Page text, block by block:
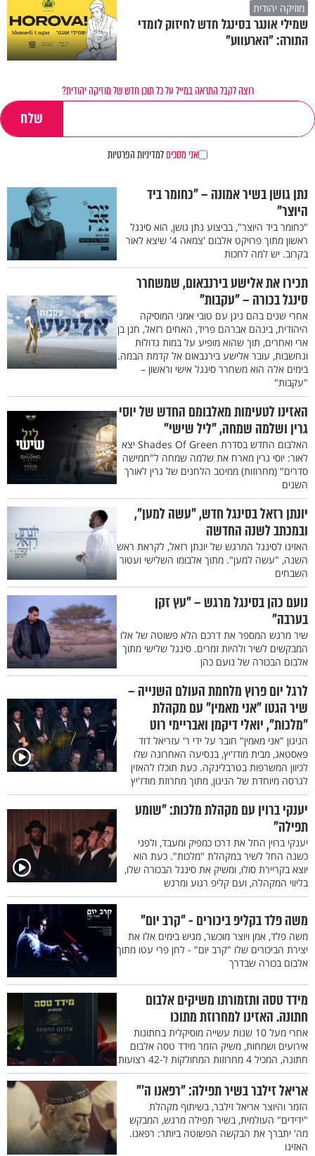
מוזיקה יהודית
שמילי אונגר בסינגל חדש לחיזוק לומדי
התורה: "הארעווע"
רוצה לקבל התראה במייל על כל תוכן חדש של מוזיקה יהודית?
אני מסכיםלמדיניות הפרטיות
נתן גושן בשיר אמונה – "כחומר ביד
היוצר"
"כחומר ביד היוצר", בביצוע נתן גושן, הוא סינגל
ראשון מתוך פרויקט אלבום 'צמאה 4' שיצא לאור
בקרוב. יש למה לחכות
תכירו את אלישע בירנבאום, שמשחרר
סינגל בכורה – "עקבות"
אחרי שנים בהם ניגן עם טובי אמני המוסיקה
היהודית, בינהם אברהם פריד, האחים רזאל, חנן בן
ארי ואחרים, תוך שהוא מופיע על במות גדולות
ונחשבות, עובר אלישע בירנבאום אל קדמת הבמה.
בימים אלה הוא משחרר סינגל אישי וראשון –
"עקבות"
האזינו לטעימות מאלבומם החדש של יוסי
גרין ושלמה שמחה, "ליל שישי"
האלבום החדש בסדרת Shades Of Green יצא
לאור: יוסי גרין מארח את שלמה שמחה ל"חמישה
סדרים" (מחרוזות) ממיטב הלחנים של גרין לאורך
השנים
יונתן רזאל בסינגל חדש, "עשה למען",
ובמכתב לשנה החדשה
האזינו לסינגל המרגש של יונתן רזאל, לקראת ראש
השנה, "עשה למען". מתוך אלבומו השלישי ועטור
השבחים
נועם כהן בסינגל מרגש – "עץ זקן
בערבה"
שיר מרגש המספר את דרכם הלא פשוטה של אלו
המבקשים לשיר ולהיות זמרים. סינגל שלישי מתוך
אלבום הבכורה של נועם כהן
לרגל יום פרוץ מלחמת העולם השנייה –
שיר הגטו "אני מאמין" עם מקהלת
"מלכות", יואלי דיקמן ואבריימי רוט
הניגון "אני מאמין" חובר על ידי ר' עזריאל דוד
פאסטאג, מבית מודז'יץ, בנסיעה האחרונה שלו
לכיוון המשרפות בטרבלינקה. כעת תוכלו להאזין
לגרסה מיוחדת של הניגון, מתוך מחרוזת מודז'יץ
יענקי ברוין עם מקהלת מלכות: "שומע
תפילה"
יענקי ברוין החל את דרכו כמפיק ומעבד, ולפני
כשנה החל לשיר במקהלת "מלכות". כעת הוא
יוצא בקריירת סולו, ומשיק את סינגל הבכורה שלו,
בליווי המקהלה, ועם קליפ רגוע ומרגש
משה פלד בקליפ ביכורים - "קרב יום"
משה פלד, אמן ויוצר מוכשר, מגיש בימים אלו את
יצירת הביכורים שלו "קרב יום" - לחן פרי עטו מתוך
אלבום בכורה שבדרך
מידד טסה ותזמורתו משיקים אלבום
חתונה. האזינו למחרוזת מתוכו
אחרי מעל 10 שנות עשייה מוסיקלית בחתונות
אירועים ושמחות, משיק הזמר מידד טסה אלבום
חתונה, המכיל 4 מחרוזות המחולקות ל-42 רצועות
אריאל זילבר בשיר תפילה: "רפאנו ה'"
הזמר והיוצר אריאל זילבר, בשיתוף מקהלת
"ידידים" העולמית, בשיר תפילה מרגש, המבקש
מה' יתברך את הבקשה הפשוטה ביותר: רפאנו.
האזינו